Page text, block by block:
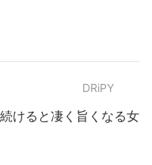
DRiPY
けると凄く旨くなる女